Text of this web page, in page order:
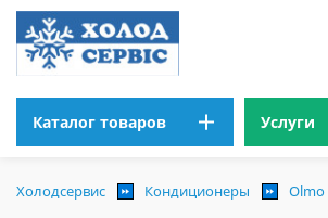
Каталог товаров Услуги
Холодсервис Кондиционеры Olmo